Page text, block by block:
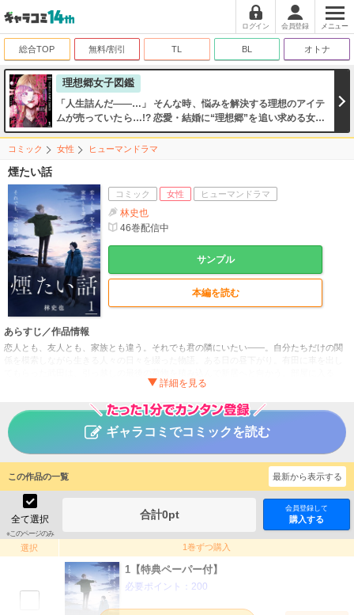
ログイン 会員登録 メニュー
総合TOP 無料/割引 TL BL オトナ
理想郷女子図鑑
「人生詰んだ――…」 そんな時、悩みを解決する理想のアイテ
ムが売っていたら…!? 恋愛・結婚に“理想郷”を追い求める女子
たちが不思議な道具に出会い、運命を変えていく――！ スリル
満点、予測不能な『世にも奇妙なマリッジ・ストーリー』開
コミック 女性 ヒューマンドラマ
煙たい話
コミック 女性 ヒューマンドラマ
林史也
46巻配信中
サンプル
本編を読む
あらすじ／作品情報
恋人とも、友人とも、家族とも違う。それでも君の隣にいたい――。自分たちだけの関
係を模索しながら生きる人々の日々を綴った物語。ある日の昼下がり。有田に車を出し
と、どうやら他の荷物はあらかた片づいているよう。残りの荷ほどきをふたりで進めて
煙たい話
ジャンル
掲載誌
出版社
ギャラコミでコミックを読む
この作品の一覧
全て選択
※このページのみ
合計0pt 会員登録して
購入する
選択 1巻ずつ購入
最新から表示する
1【特典ペーパー付】
必要ポイント： 200